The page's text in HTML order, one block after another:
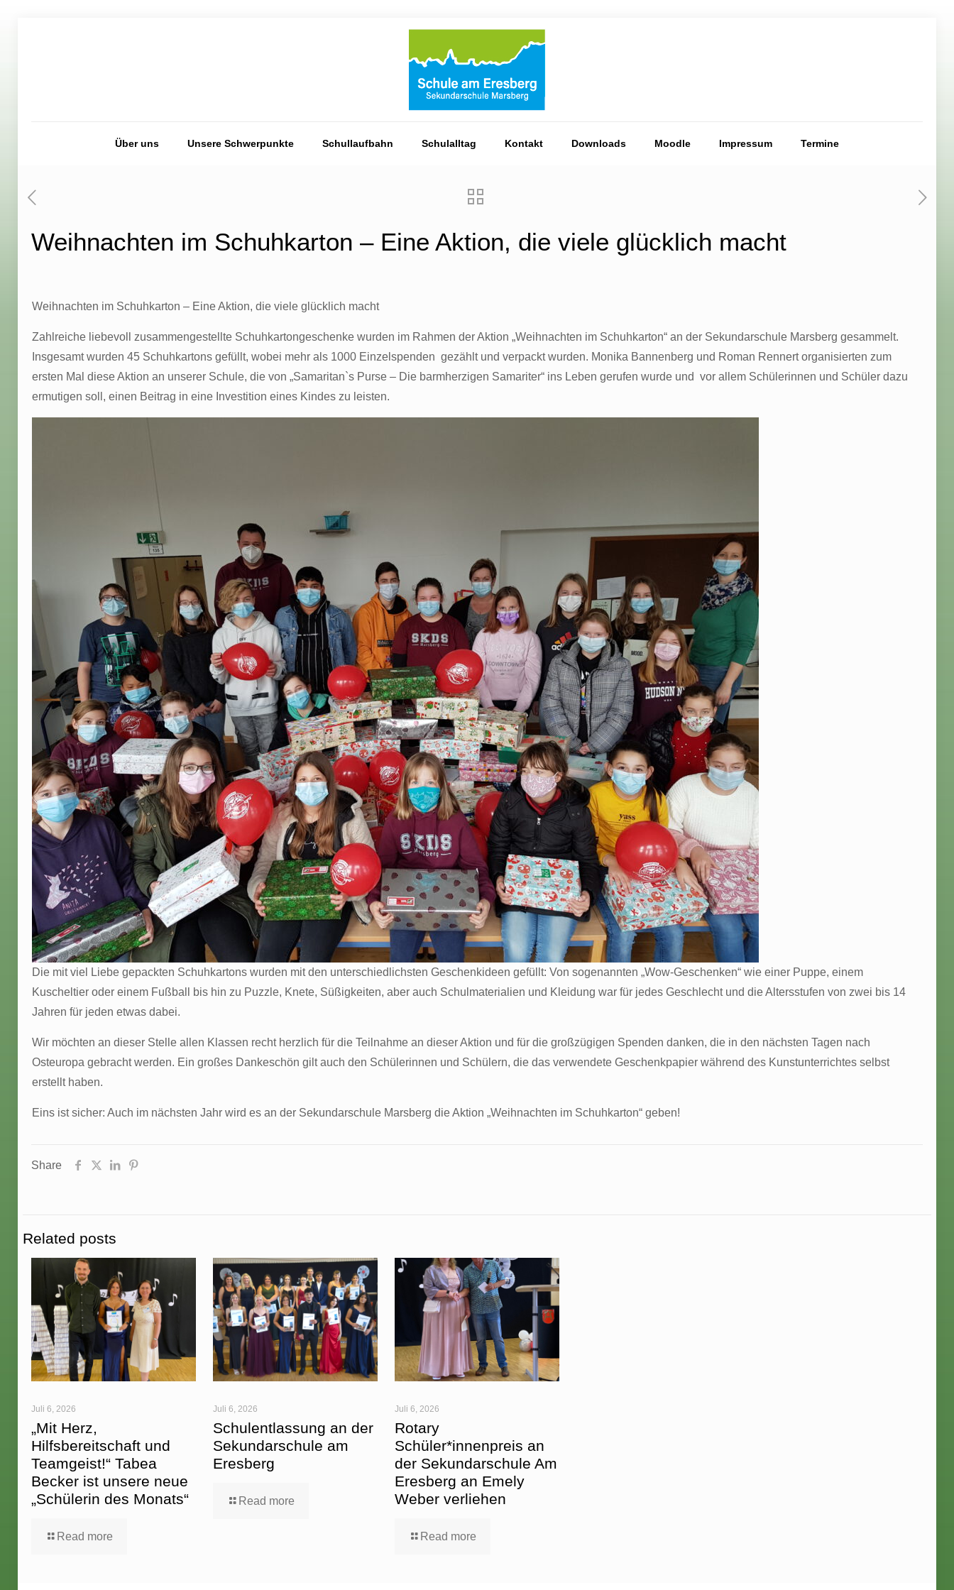
Über uns Unsere Schwerpunkte Schullaufbahn Schulalltag Kontakt Downloads Moodle Impressum Termine
Weihnachten im Schuhkarton – Eine Aktion, die viele glücklich macht
Weihnachten im Schuhkarton – Eine Aktion, die viele glücklich macht
Zahlreiche liebevoll zusammengestellte Schuhkartongeschenke wurden im Rahmen der Aktion „Weihnachten im Schuhkarton“ an der Sekundarschule Marsberg gesammelt.
Insgesamt wurden 45 Schuhkartons gefüllt, wobei mehr als 1000 Einzelspenden gezählt und verpackt wurden. Monika Bannenberg und Roman Rennert organisierten zum
ersten Mal diese Aktion an unserer Schule, die von „Samaritan`s Purse – Die barmherzigen Samariter“ ins Leben gerufen wurde und vor allem Schülerinnen und Schüler dazu
ermutigen soll, einen Beitrag in eine Investition eines Kindes zu leisten.
Die mit viel Liebe gepackten Schuhkartons wurden mit den unterschiedlichsten Geschenkideen gefüllt: Von sogenannten „Wow-Geschenken“ wie einer Puppe, einem
Kuscheltier oder einem Fußball bis hin zu Puzzle, Knete, Süßigkeiten, aber auch Schulmaterialien und Kleidung war für jedes Geschlecht und die Altersstufen von zwei bis 14
Jahren für jeden etwas dabei.
Wir möchten an dieser Stelle allen Klassen recht herzlich für die Teilnahme an dieser Aktion und für die großzügigen Spenden danken, die in den nächsten Tagen nach
Osteuropa gebracht werden. Ein großes Dankeschön gilt auch den Schülerinnen und Schülern, die das verwendete Geschenkpapier während des Kunstunterrichtes selbst
erstellt haben.
Eins ist sicher: Auch im nächsten Jahr wird es an der Sekundarschule Marsberg die Aktion „Weihnachten im Schuhkarton“ geben!
Share
Related posts
Juli 6, 2026
„Mit Herz,
Hilfsbereitschaft und
Teamgeist!“ Tabea
Becker ist unsere neue
„Schülerin des Monats“
Read more
Juli 6, 2026
Schulentlassung an der
Sekundarschule am
Eresberg
Read more
Juli 6, 2026
Rotary
Schüler*innenpreis an
der Sekundarschule Am
Eresberg an Emely
Weber verliehen
Read more